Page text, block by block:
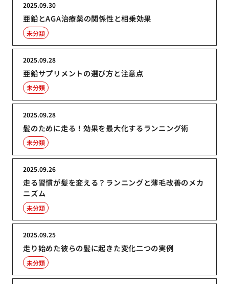
亜鉛とAGA治療薬の関係性と相乗効果
2025.09.30
未分類
亜鉛サプリメントの選び方と注意点
2025.09.28
未分類
髪のために走る！効果を最大化するランニング術
2025.09.28
未分類
走る習慣が髪を変える？ランニングと薄毛改善のメカ
ニズム
2025.09.26
未分類
走り始めた彼らの髪に起きた変化二つの実例
2025.09.25
未分類